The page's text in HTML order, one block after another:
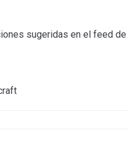
sugeridas en el feed de